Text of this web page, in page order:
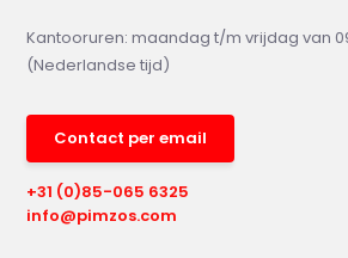
Kantooruren: maandag t/m vrijdag van
(Nederlandse tijd)
Contact per email
+31 (0)85-065 6325
info@pimzos.com